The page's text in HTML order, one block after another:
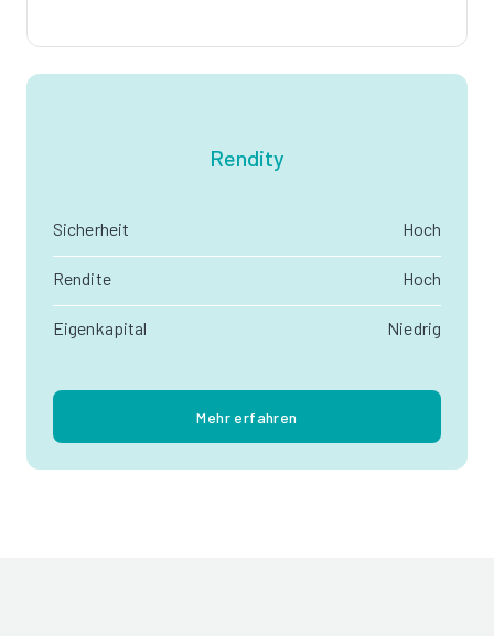
Rendity
Sicherheit Hoch
Rendite Hoch
Eigenkapital Niedrig
Mehr erfahren